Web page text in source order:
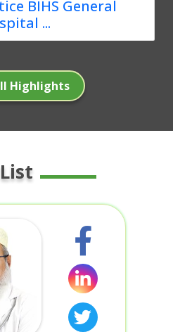
BIHS General
...
Highlights